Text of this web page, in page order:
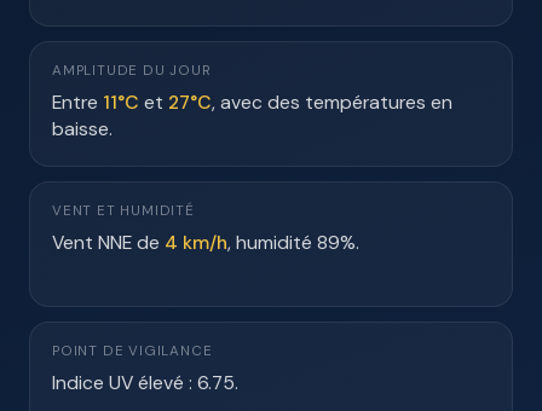
AMPLITUDE DU JOUR
Entre 11°C et 27°C, avec des températures en
baisse.
VENT ET HUMIDITÉ
Vent NNE de 4 km/h, humidité 89%.
POINT DE VIGILANCE
Indice UV élevé : 6.75.